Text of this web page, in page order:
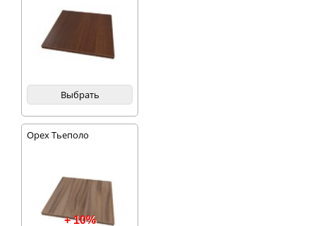
Выбрать
Орех Тьеполо
+ 10%